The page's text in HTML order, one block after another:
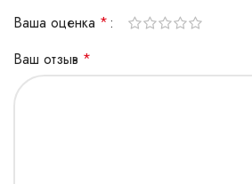
Ваша оценка *
Ваш отзыв *